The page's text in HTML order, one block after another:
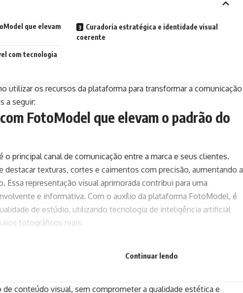
que elevam
com tecnologia
Curadoria estratégica e identidade visual
coerente
utilizar os recursos da plataforma para transformar a comunicação
a seguir:
FotoModel que elevam o padrão do
o principal canal de comunicação entre a marca e seus clientes.
destacar texturas, cortes e caimentos com precisão, aumentando a
Essa representação visual aprimorada contribui para uma
e informativa. Com o auxílio da plataforma FotoModel, é
de estúdio, utilizando tecnologia de inteligência artificial
fotográficos reais.
conteúdo visual, sem comprometer a qualidade estética e
Continuar lendo